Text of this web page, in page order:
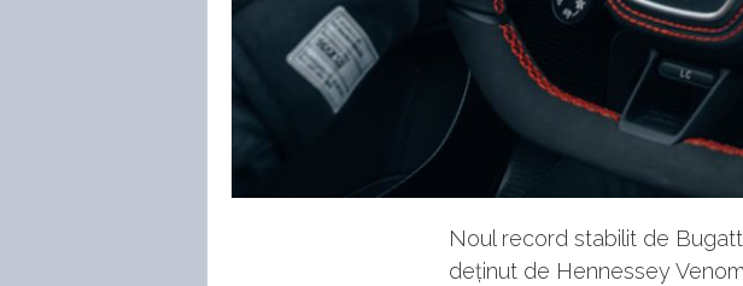
Noul record stabilit de
deținut de Hennessey